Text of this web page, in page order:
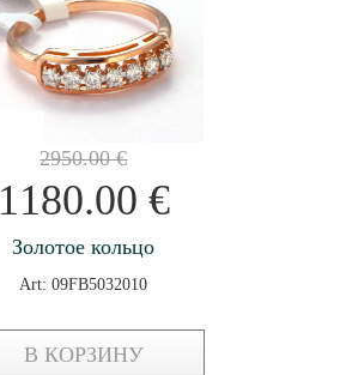
2950.00€
1180.00 €
Золотое кольцо
Art: 09FB5032010
В КОРЗИНУ